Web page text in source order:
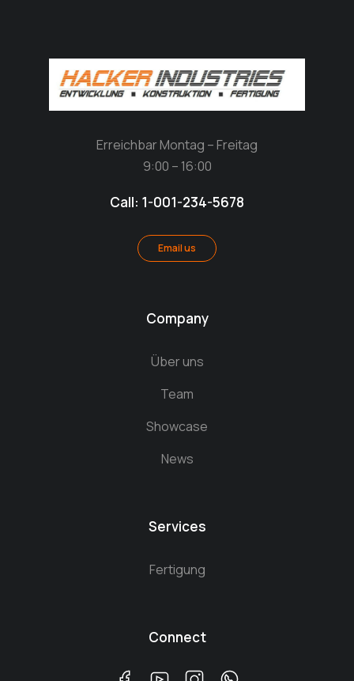
Erreichbar Montag – Freitag
9:00 – 16:00
Call: 1-001-234-5678
Email us
Company
Über uns
Team
Showcase
News
Services
Fertigung
Connect